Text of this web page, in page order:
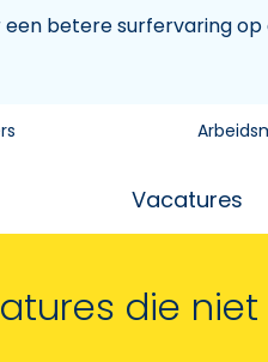
betere surfervaring op
Vacatures
die